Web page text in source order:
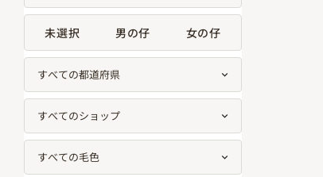
未選択 男の仔 女の仔